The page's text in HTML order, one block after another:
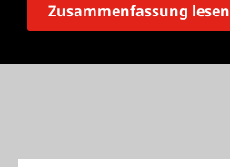
Zusammenfassung lesen